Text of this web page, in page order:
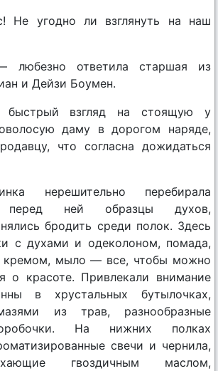
угодно ли взглянуть на наш
ответила старшая из
и Дейзи Боумен.
быстрый взгляд на стоящую у
даму в дорогом наряде,
что согласна дожидаться
нерешительно перебирала
перед ней образцы духов,
бродить среди полок. Здесь
с духами и одеколоном, помада,
кремом, мыло — все, чтобы можно
о красоте. Привлекали внимание
в хрустальных бутылочках,
из трав, разнообразные
На нижних полках
свечи и чернила,
гвоздичным маслом,